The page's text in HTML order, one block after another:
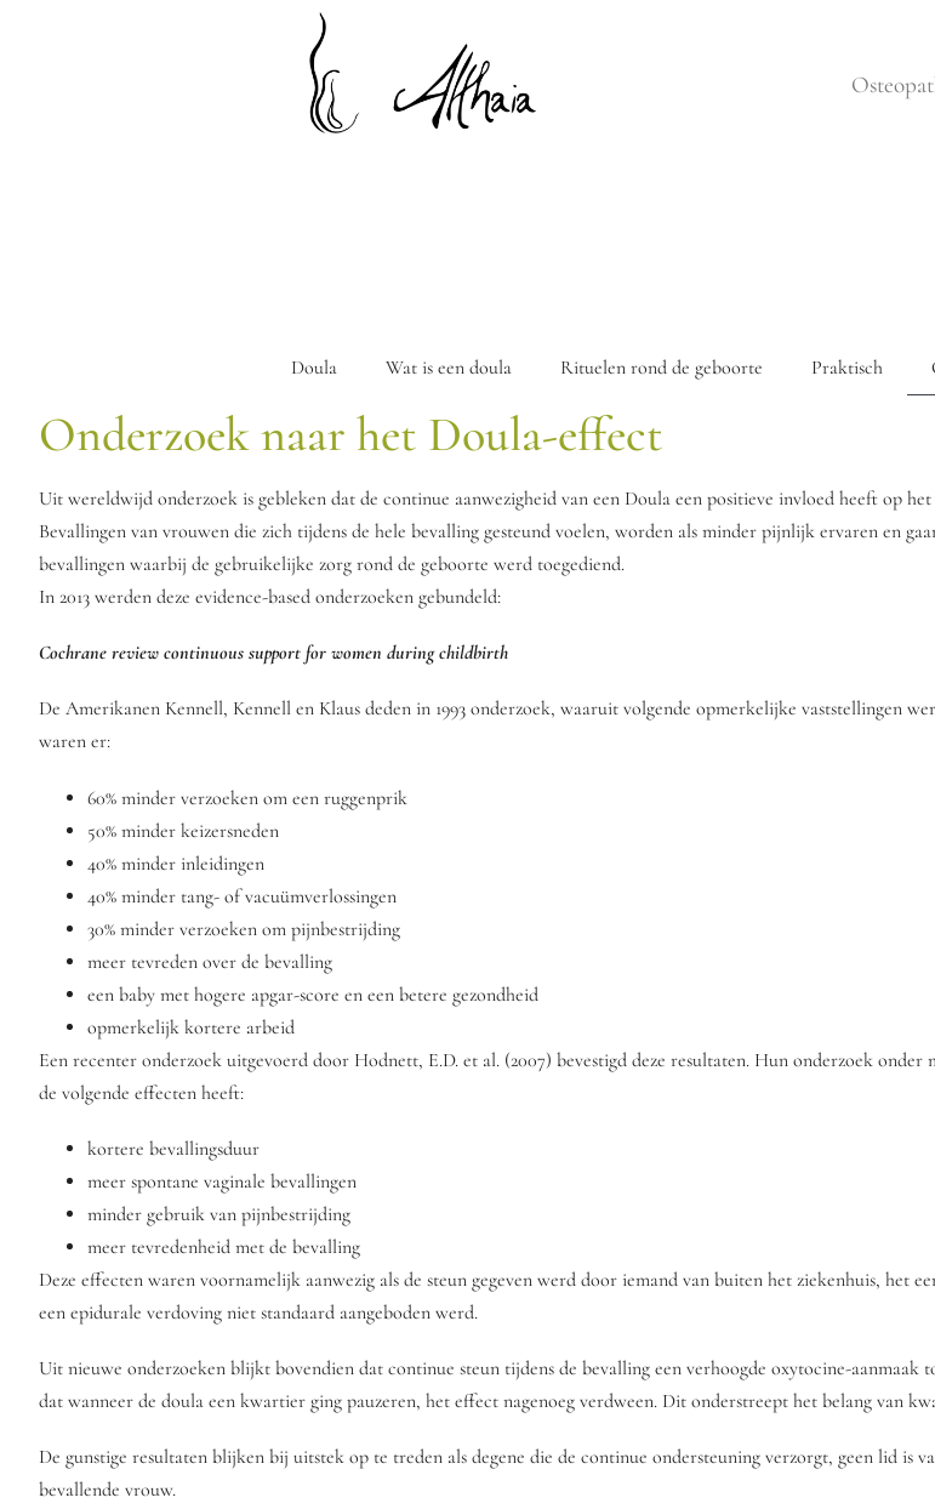
Doula Wat is een doula Rituelen rond de geboorte Praktisch
Onderzoek naar het Doula-effect
Uit wereldwijd onderzoek is gebleken dat de continue aanwezigheid van een Doula een positieve invloed heeft op
Bevallingen van vrouwen die zich tijdens de hele bevalling gesteund voelen, worden als minder pijnlijk ervaren en
bevallingen waarbij de gebruikelijke zorg rond de geboorte werd toegediend.
In 2013 werden deze evidence-based onderzoeken gebundeld:
Cochrane review continuous support for women during childbirth
De Amerikanen Kennell, Kennell en Klaus deden in 1993 onderzoek, waaruit volgende opmerkelijke vaststellingen
waren er:
60% minder verzoeken om een ruggenprik
50% minder keizersneden
40% minder inleidingen
40% minder tang- of vacuümverlossingen
30% minder verzoeken om pijnbestrijding
meer tevreden over de bevalling
een baby met hogere apgar-score en een betere gezondheid
opmerkelijk kortere arbeid
Een recenter onderzoek uitgevoerd door Hodnett, E.D. et al. (2007) bevestigd deze resultaten. Hun onderzoek
de volgende effecten heeft:
kortere bevallingsduur
meer spontane vaginale bevallingen
minder gebruik van pijnbestrijding
meer tevredenheid met de bevalling
Deze effecten waren voornamelijk aanwezig als de steun gegeven werd door iemand van buiten het ziekenhuis, het
een epidurale verdoving niet standaard aangeboden werd.
Uit nieuwe onderzoeken blijkt bovendien dat continue steun tijdens de bevalling een verhoogde oxytocine-
dat wanneer de doula een kwartier ging pauzeren, het effect nagenoeg verdween. Dit onderstreept het belang van
De gunstige resultaten blijken bij uitstek op te treden als degene die de continue ondersteuning verzorgt, geen lid is
bevallende vrouw.